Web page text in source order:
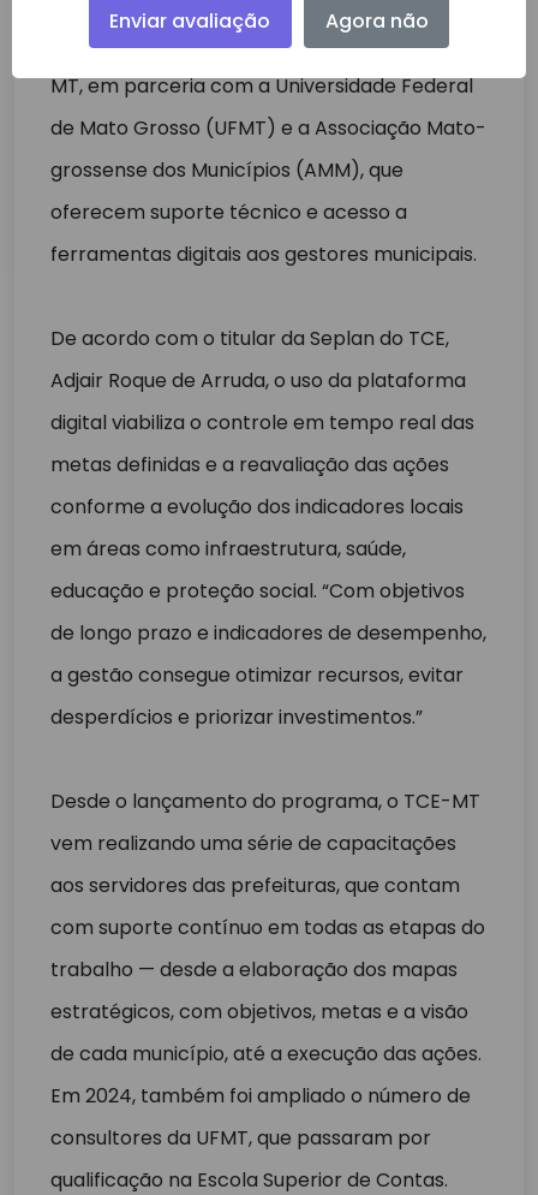
Integração e Coordenação (Seplan) do TCE-
MT, em parceria com a Universidade Federal
de Mato Grosso (UFMT) e a Associação Mato-
grossense dos Municípios (AMM), que
oferecem suporte técnico e acesso a
ferramentas digitais aos gestores municipais.
De acordo com o titular da Seplan do TCE,
Adjair Roque de Arruda, o uso da plataforma
digital viabiliza o controle em tempo real das
metas definidas e a reavaliação das ações
conforme a evolução dos indicadores locais
em áreas como infraestrutura, saúde,
educação e proteção social. “Com objetivos
de longo prazo e indicadores de desempenho,
a gestão consegue otimizar recursos, evitar
desperdícios e priorizar investimentos.”
Desde o lançamento do programa, o TCE-MT
vem realizando uma série de capacitações
aos servidores das prefeituras, que contam
com suporte contínuo em todas as etapas do
trabalho — desde a elaboração dos mapas
estratégicos, com objetivos, metas e a visão
de cada município, até a execução das ações.
Em 2024, também foi ampliado o número de
consultores da UFMT, que passaram por
qualificação na Escola Superior de Contas.
Enviar avaliação Agora não